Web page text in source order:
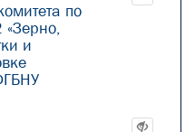
по
«Зерно,
и